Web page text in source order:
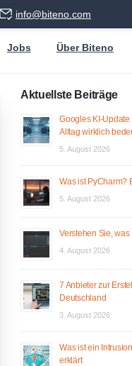
info@biteno.com
Jobs Über Biteno
Aktuellste Beiträge
Googles KI-Update
Alltag wirklich
5. August 2026
Was ist PyCharm?
5. August 2026
Verstehen Sie, was
4. August 2026
7 Anbieter zur
Deutschland
3. August 2026
Was ist ein
erklärt